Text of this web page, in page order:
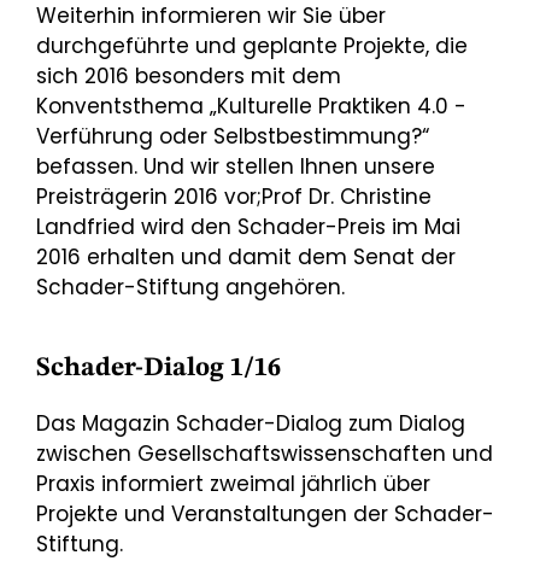
Weiterhin informieren wir Sie über
durchgeführte und geplante Projekte, die
sich 2016 besonders mit dem
Konventsthema „Kulturelle Praktiken 4.0 -
Verführung oder Selbstbestimmung?“
befassen. Und wir stellen Ihnen unsere
Preisträgerin 2016 vor;Prof Dr. Christine
Landfried wird den Schader-Preis im Mai
2016 erhalten und damit dem Senat der
Schader-Stiftung angehören.
Schader-Dialog 1/16
Das Magazin Schader-Dialog zum Dialog
zwischen Gesellschaftswissenschaften und
Praxis informiert zweimal jährlich über
Projekte und Veranstaltungen der Schader-
Stiftung.